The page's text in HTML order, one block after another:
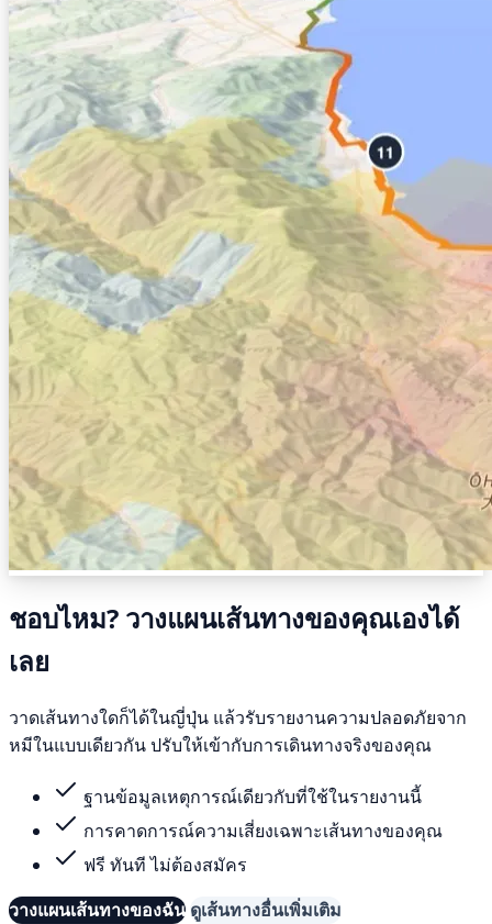
ชอบไหม? วางแผนเส้นทางของคุณเองได้
เลย
วาดเส้นทางใดก็ได้ในญี่ปุ่น แล้วรับรายงานความปลอดภัยจาก
หมีในแบบเดียวกัน ปรับให้เข้ากับการเดินทางจริงของคุณ
ฐานข้อมูลเหตุการณ์เดียวกับที่ใช้ในรายงานนี้
การคาดการณ์ความเสี่ยงเฉพาะเส้นทางของคุณ
ฟรี ทันที ไม่ต้องสมัคร
วางแผนเส้นทางของฉัน ดูเส้นทางอื่นเพิ่มเติม